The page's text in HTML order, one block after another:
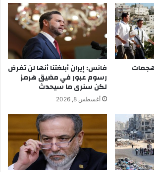
فانس: إيران أبلغتنا أنها لن تفرض
رسوم عبور في مضيق هرمز
لكن سنرى ما سيحدث
أغسطس 8, 2026